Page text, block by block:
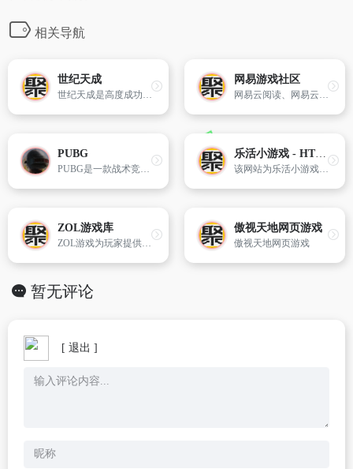
相关导航
世纪天成
世纪天成是高度成功的游戏运营平台，中国游戏用户最信赖游戏运行商之一。
网易游戏社区
网易云阅读、网易云音乐、网易邮箱等覆盖中国亿万网民的流量入口，将针对性信息传达至泛娱乐人群。
PUBG
PUBG是一款战术竞技射击游戏，100名玩家将会相互角逐。你需要与对手斗智斗勇，成为最后的玩家。立即免费游玩！
乐活小游戏 - HTML5免费游戏
该网站为乐活小游戏平台，但根据提供的链接页面信息，未展示具体游戏内容或分类。
ZOL游戏库
ZOL游戏为玩家提供免费安全好玩的单机游戏
傲视天地网页游戏
傲视天地网页游戏
暂无评论
[ 退出 ]